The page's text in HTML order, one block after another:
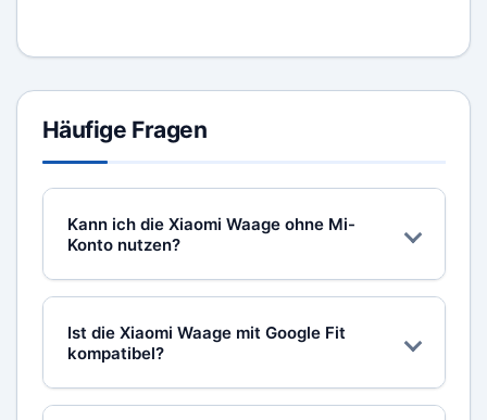
Häufige Fragen
Kann ich die Xiaomi Waage ohne Mi-
Konto nutzen?
Für die BIA-Funktion und App-Sync ist ein
Mi-Konto erforderlich. Die reine
Gewichtsmessung funktioniert ohne Konto
Ist die Xiaomi Waage mit Google Fit
kompatibel?
Ja, Mi Fit kann mit Google Fit synchronisiert